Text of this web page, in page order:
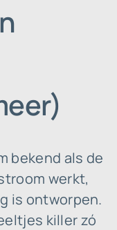
bekend als de
werkt,
is ontworpen.
killer zó